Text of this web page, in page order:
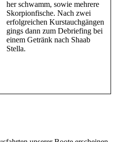
her schwamm, sowie mehrere
Skorpionfische. Nach zwei
erfolgreichen Kurstauchgängen
gings dann zum Debriefing bei
einem Getränk nach Shaab
Stella.